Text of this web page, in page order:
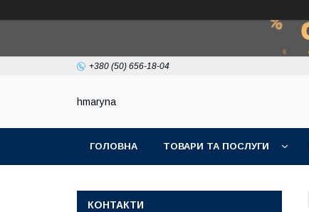
+380 (50) 656-18-04
hmaryna
ГОЛОВНА ТОВАРИ ТА ПОСЛУГИ
КОНТАКТИ